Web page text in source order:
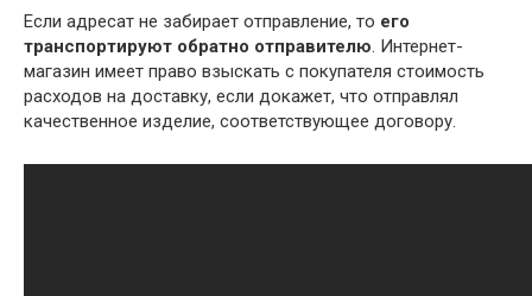
Если адресат не забирает отправление, то его
транспортируют обратно отправителю . Интернет-
магазин имеет право взыскать с покупателя стоимость
расходов на доставку, если докажет, что отправлял
качественное изделие, соответствующее договору.